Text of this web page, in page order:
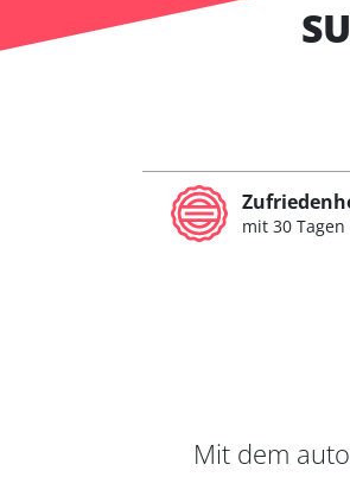
mit 30
Mit dem